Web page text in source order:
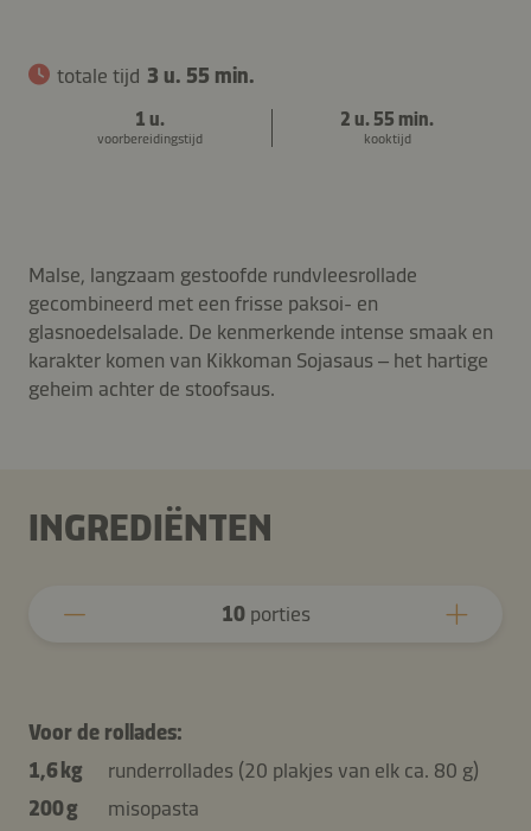
totale tijd 3 u. 55 min.
1 u.
voorbereidingstijd
2 u. 55 min.
kooktijd
Malse, langzaam gestoofde rundvleesrollade
gecombineerd met een frisse paksoi- en
glasnoedelsalade. De kenmerkende intense smaak en
karakter komen van Kikkoman Sojasaus – het hartige
geheim achter de stoofsaus.
INGREDIËNTEN
10porties
Voor de rollades:
1,6 kg
runderrollades (20 plakjes van elk ca. 80 g)
200 g
misopasta